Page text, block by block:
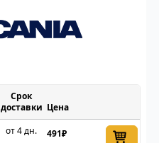
Срок
доставки Цена
от 4 дн. 491₽